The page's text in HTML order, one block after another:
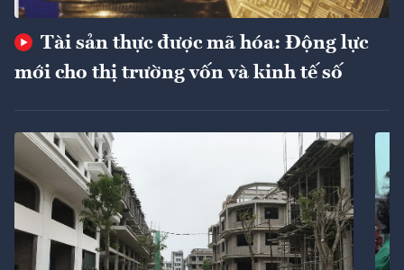
Tài sản thực được mã hóa: Động lực
mới cho thị trường vốn và kinh tế số